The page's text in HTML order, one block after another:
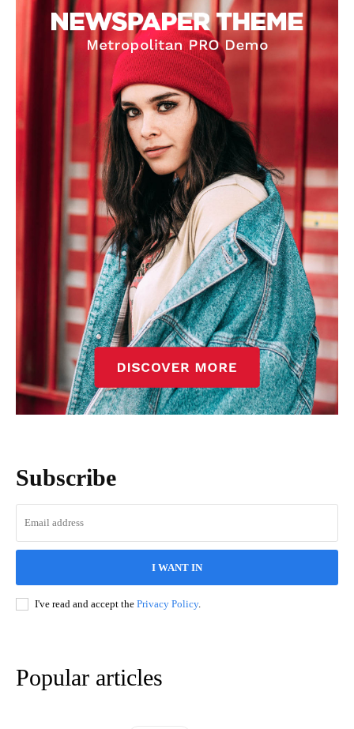
Subscribe
I WANT IN
I've read and accept the Privacy Policy.
Popular articles